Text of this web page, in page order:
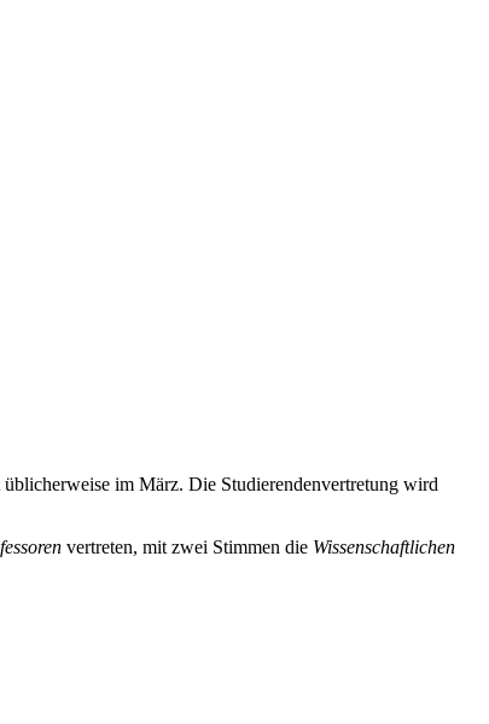
im März. Die Studierendenvertretung wird
vertreten, mit zwei Stimmen die Wissenschaftlichen